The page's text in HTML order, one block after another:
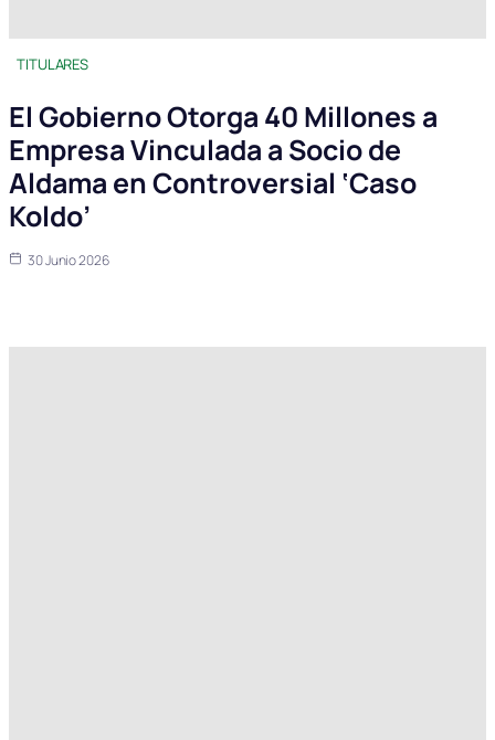
TITULARES
El Gobierno Otorga 40 Millones a
Empresa Vinculada a Socio de
Aldama en Controversial ‘Caso
Koldo’
30 Junio 2026